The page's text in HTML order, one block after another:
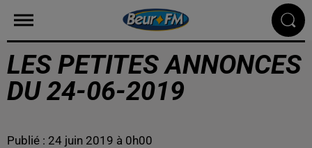
LES PETITES ANNONCES
DU 24-06-2019
Publié : 24 juin 2019 à 0h00